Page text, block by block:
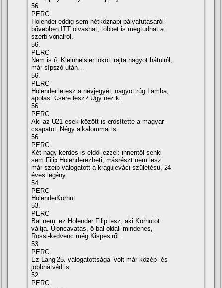
56.
PERC
Holender eddig sem hétköznapi pályafutásáról
bővebben ITT olvashat, többet is megtudhat a
szerb vonalról.
56.
PERC
Nem is ő, Kleinheisler lökött rajta nagyot hátulról,
már sí­pszó után…
56.
PERC
Holender letesz a névjegyét, nagyot rúg Lamba,
ápolás. Csere lesz? Úgy néz ki.
56.
PERC
Aki az U21-esek között is erősí­tette a magyar
csapatot. Négy alkalommal is.
56.
PERC
Két nagy kérdés is eldől ezzel: innentől senki
sem Filip Holenderezheti, másrészt nem lesz
már szerb válogatott a kragujeváci születésű, 24
éves legény.
54.
PERC
HolenderKorhut
53.
PERC
Bal nem, ez Holender Filip lesz, aki Korhutot
váltja. Újoncavatás, ő bal oldali mindenes,
Rossi-kedvenc még Kispestről.
53.
PERC
Ez Lang 25. válogatottsága, volt már közép- és
jobbhátvéd is.
52.
PERC